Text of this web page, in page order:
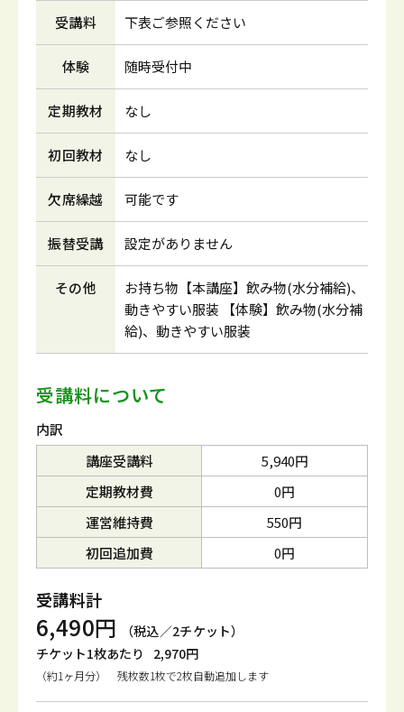
受講料 下表ご参照ください
体験 随時受付中
定期教材 なし
初回教材 なし
欠席繰越 可能です
振替受講 設定がありません
その他
お持ち物【本講座】飲み物(水分補給)、
動きやすい服装 【体験】飲み物(水分補
給)、動きやすい服装
受講料について
内訳
講座受講料
5,940円
定期教材費
0円
運営維持費
550円
初回追加費
0円
受講料計
6,490円
（税込／2チケット）
チケット1枚あたり
2,970円
（約1ヶ月分） 残枚数1枚で2枚自動追加します